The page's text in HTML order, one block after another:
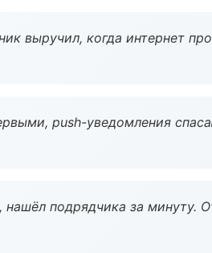
выручил, когда интернет
push-уведомления
нашёл подрядчика за минуту.